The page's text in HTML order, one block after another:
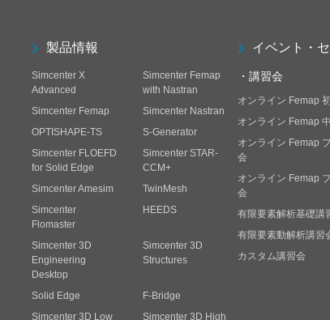
製品情報
Simcenter X
Advanced
Simcenter Femap
with Nastran
Simcenter Femap
Simcenter Nastran
OPTISHAPE-TS
S-Generator
Simcenter FLOEFD
for Solid Edge
Simcenter STAR-
CCM+
Simcenter Amesim
TwinMesh
Simcenter
Flomaster
HEEDS
Simcenter 3D
Engineering
Desktop
Simcenter 3D
Structures
Solid Edge
F-Bridge
Simcenter 3D Low
Simcenter 3D High
イベント・
・講習会
オンライン Femap
オンライン Femap
オンライン Femap
会
オンライン Femap
会
有限要素解析基礎講
有限要素動解析講習
カスタム講習会